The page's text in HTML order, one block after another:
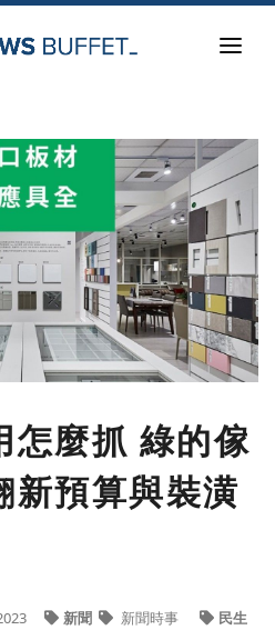
怎麼抓 綠的傢
新預算與裝潢
新聞 新聞時事 民生